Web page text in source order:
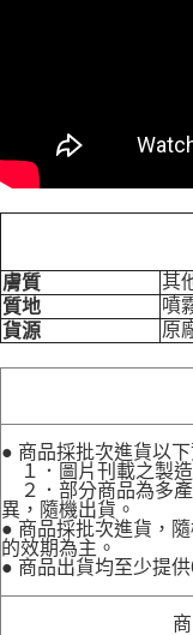
膚質
其
質地
噴
貨源
原
● 商品採批次進貨以
１．圖片刊載之製造
２．部分商品為多
異，隨機出貨。
● 商品採批次進貨，
的效期為主。
● 商品出貨均至少提